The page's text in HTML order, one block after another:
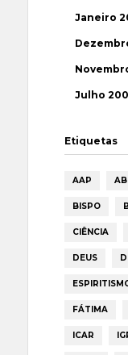
Janeiro
Julho
Etiquetas
AAP
BISPO
CIÊNCIA
DEUS
FÁTIMA
ICAR